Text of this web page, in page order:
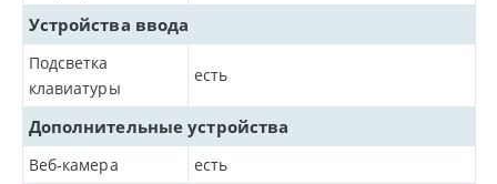
Устройства ввода
Подсветка
клавиатуры
есть
Дополнительные устройства
Веб-камера есть